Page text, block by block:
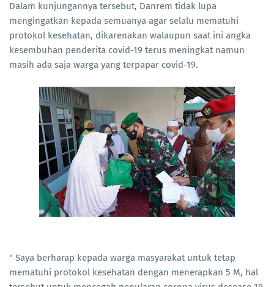
Dalam kunjungannya tersebut, Danrem tidak lupa
mengingatkan kepada semuanya agar selalu mematuhi
protokol kesehatan, dikarenakan walaupun saat ini angka
kesembuhan penderita covid-19 terus meningkat namun
masih ada saja warga yang terpapar covid-19.
" Saya berharap kepada warga masyarakat untuk tetap
mematuhi protokol kesehatan dengan menerapkan 5 M, hal